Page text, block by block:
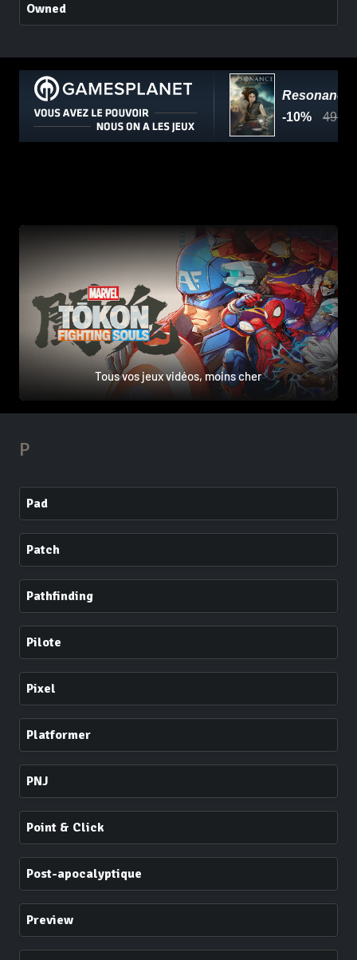
Owned
Tous vos jeux vidéos, moins cher
P
Pad
Patch
Pathfinding
Pilote
Pixel
Platformer
PNJ
Point & Click
Post-apocalyptique
Preview